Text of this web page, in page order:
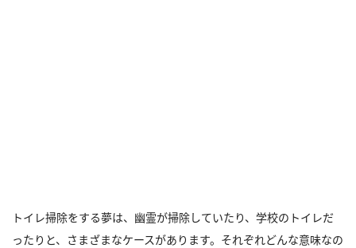
トイレ掃除をする夢は、幽霊が掃除していたり、学校のトイレだ
ったりと、さまざまなケースがあります。それぞれどんな意味なの